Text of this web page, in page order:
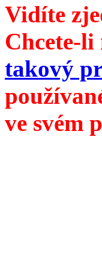
Vidíte
Chcete-
takový
ve svém